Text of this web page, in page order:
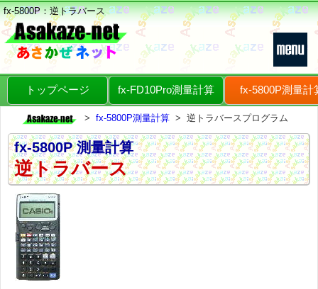
fx-5800P：逆トラバース
トップページ fx-FD10Pro測量計算 fx-5800P測量計
fx-5800P測量計算 逆トラバースプログラム
fx-5800P 測量計算
逆トラバース